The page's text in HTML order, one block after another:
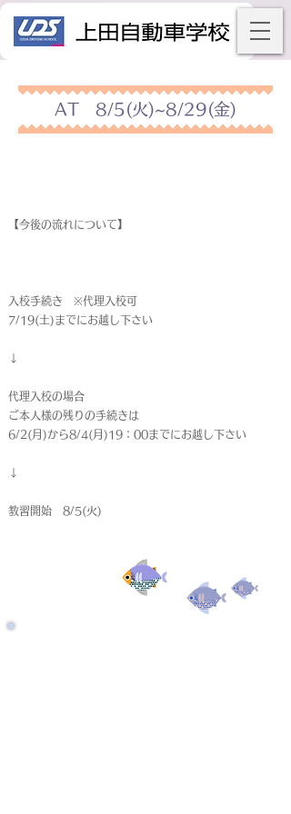
AT 8/5(火)~8/29(金)
【今後の流れについて】
入校手続き ※代理入校可
7/19(土)までにお越し下さい
↓
代理入校の場合
ご本人様の残りの手続きは
6/2(月)から8/4(月)19：00までにお越し下さい
↓
教習開始 8/5(火)